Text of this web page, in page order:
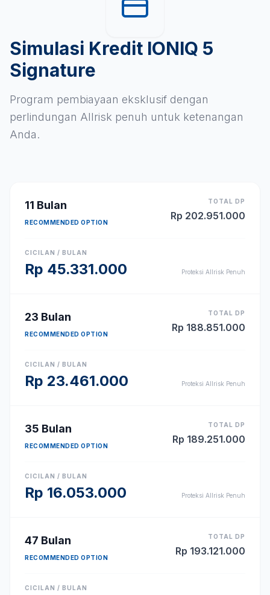
Simulasi Kredit IONIQ 5
Signature
Program pembiayaan eksklusif dengan
perlindungan Allrisk penuh untuk ketenangan
Anda.
11 Bulan
RECOMMENDED OPTION
TOTAL DP
Rp 202.951.000
CICILAN / BULAN
Rp 45.331.000 Proteksi Allrisk Penuh
23 Bulan
RECOMMENDED OPTION
TOTAL DP
Rp 188.851.000
CICILAN / BULAN
Rp 23.461.000 Proteksi Allrisk Penuh
35 Bulan
RECOMMENDED OPTION
TOTAL DP
Rp 189.251.000
CICILAN / BULAN
Rp 16.053.000 Proteksi Allrisk Penuh
47 Bulan
RECOMMENDED OPTION
TOTAL DP
Rp 193.121.000
CICILAN / BULAN